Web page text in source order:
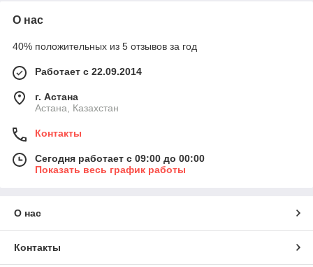
О нас
40% положительных из 5 отзывов за год
Работает с 22.09.2014
г. Астана
Астана, Казахстан
Контакты
Сегодня работает с 09:00 до 00:00
Показать весь график работы
О нас
Контакты